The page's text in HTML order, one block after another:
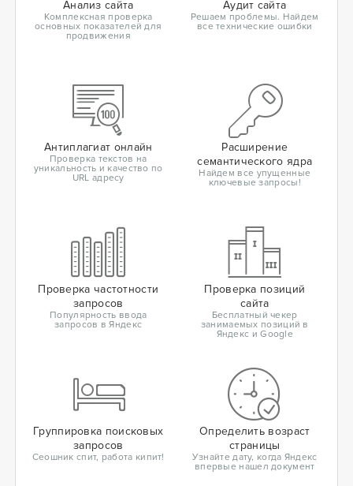
Анализ сайта
Комплексная проверка
основных показателей для
продвижения
Аудит сайта
Решаем проблемы. Найдем
все технические ошибки
Антиплагиат онлайн
Проверка текстов на
уникальность и качество по
URL адресу
Расширение
семантического ядра
Найдем все упущенные
ключевые запросы!
Проверка частотности
запросов
Популярность ввода
запросов в Яндекс
Проверка позиций
сайта
Бесплатный чекер
занимаемых позиций в
Яндекс и Google
Группировка поисковых
запросов
Сеошник спит, работа кипит!
Определить возраст
страницы
Узнайте дату, когда Яндекс
впервые нашел документ